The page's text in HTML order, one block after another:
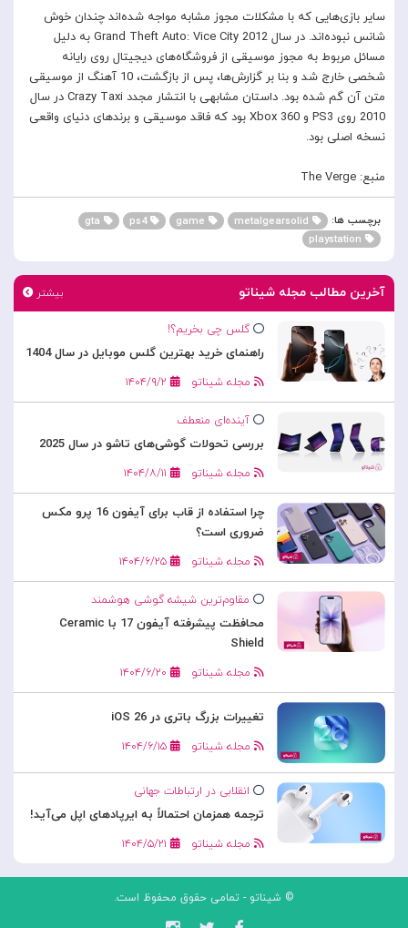
سایر بازی‌هایی که با مشکلات مجوز مشابه مواجه شده‌اند چندان خوش
شانس نبوده‌اند. در سال 2012 Grand Theft Auto: Vice City به دلیل
مسائل مربوط به مجوز موسیقی از فروشگاه‌های دیجیتال روی رایانه
شخصی خارج شد و بنا بر گزارش‌ها، پس از بازگشت، 10 آهنگ از موسیقی
متن آن گم شده بود. داستان مشابهی با انتشار مجدد Crazy Taxi در سال
2010 روی PS3 و Xbox 360 بود که فاقد موسیقی و برندهای دنیای واقعی
نسخه اصلی بود.
منبع: The Verge
برچسب ها: ps4
آخرین مطالب مجله شیناتو بیشتر
گلس چی بخریم؟!
راهنمای خرید بهترین گلس موبایل در سال 1404
مجله شیناتو ۱۴۰۴/۹/۲
آینده‌ای منعطف
بررسی تحولات گوشی‌های تاشو در سال 2025
مجله شیناتو ۱۴۰۴/۸/۱۱
چرا استفاده از قاب برای آیفون 16 پرو مکس
ضروری است؟
مجله شیناتو ۱۴۰۴/۶/۲۵
مقاوم‌ترین شیشه گوشی هوشمند
محافظت پیشرفته آیفون 17 با Ceramic
Shield
مجله شیناتو ۱۴۰۴/۶/۲۰
تغییرات بزرگ باتری در iOS 26
مجله شیناتو ۱۴۰۴/۶/۱۵
انقلابی در ارتباطات جهانی
ترجمه همزمان احتمالاً به ایرپادهای اپل می‌آید!
مجله شیناتو ۱۴۰۴/۵/۲۱
© شیناتو - تمامی حقوق محفوظ است.